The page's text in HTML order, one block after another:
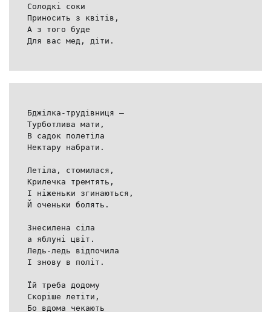
Солодкі соки
Приносить з квітів,
А з того буде
Для вас мед, діти.
Бджілка-трудівниця –
Турботлива мати,
В садок полетіла
Нектару набрати.
Летіла, стомилася,
Крилечка тремтять,
І ніженьки згинаються,
Й оченьки болять.
Знесилена сіла
а яблуні цвіт.
Ледь-ледь відпочила
І знову в політ.
Їй треба додому
Скоріше летіти,
Бо вдома чекають